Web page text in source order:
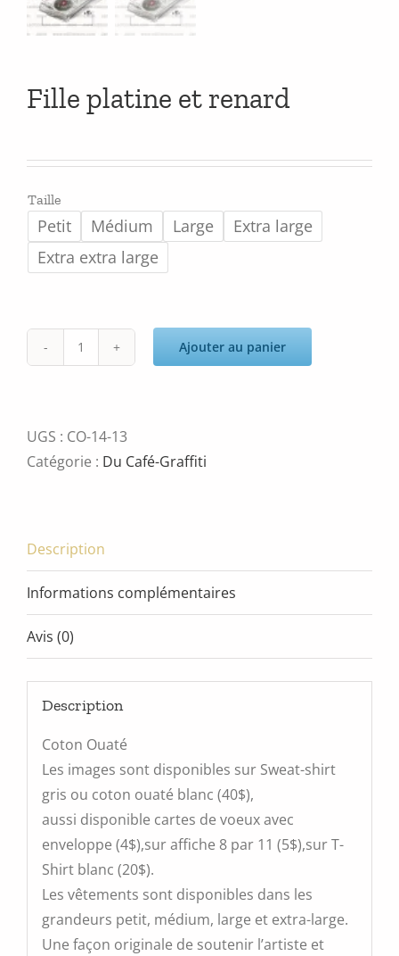
Fille platine et renard
Taille
Petit Médium Large
Extra large
Extra extra large
quantité
platine
et
Ajouter au panier
UGS : CO-14-13
Catégorie : Du Café-Graffiti
Description
Informations complémentaires
Avis (0)
Description
Coton Ouaté
Les images sont disponibles sur Sweat-shirt
gris ou coton ouaté blanc (40$),
aussi disponible cartes de voeux avec
enveloppe (4$),sur affiche 8 par 11 (5$),sur T-
Shirt blanc (20$).
Les vêtements sont disponibles dans les
grandeurs petit, médium, large et extra-large.
Une façon originale de soutenir l’artiste et